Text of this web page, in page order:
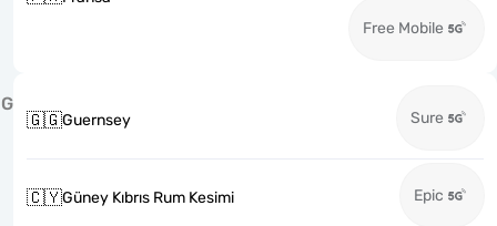
Free Mobile
G
🇬🇬Guernsey Sure
🇨🇾Güney Kıbrıs Rum Kesimi Epic